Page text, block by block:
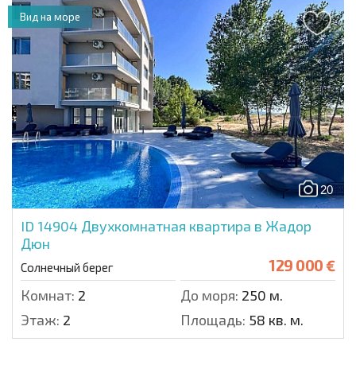
20
ID 14904 Двухкомнатная квартира в Жадор
Дюн
Солнечный берег 129 000 €
Комнат: 2 До моря: 250 м.
Этаж: 2 Площадь: 58 кв. м.
Вид на море